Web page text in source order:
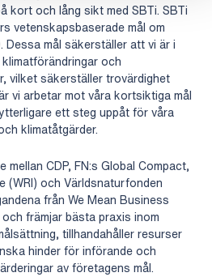
kort och lång sikt med SBTi. SBTi
vetenskapsbaserade mål om
mål säkerställer att vi är i
och
vilket säkerställer trovärdighet
vi arbetar mot våra kortsiktiga mål
ett steg uppåt för våra
klimatåtgärder.
CDP, FN:s Global Compact,
(WRI) och Världsnaturfonden
från We Mean Business
främjar bästa praxis inom
tillhandahåller resurser
hinder för införande och
av företagens mål.